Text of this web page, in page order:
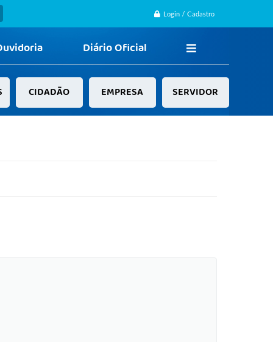
Login / Cadastro
Diário Oficial
CIDADÃO EMPRESA SERVIDOR